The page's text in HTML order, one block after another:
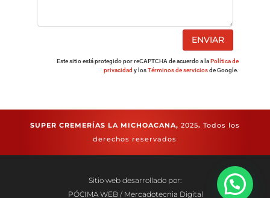
ENVIAR
Este sitio está protegido por reCAPTCHA de acuerdo a laPolítica de
privacidad y losTérminos de serviciosde Google.
SUPER CREMERÍAS LA MICHOACANA, 2025. Todos los
derechos reservados
Sitio web desarrollado por:
PÓCIMA WEB / Mercadotecnia Digital